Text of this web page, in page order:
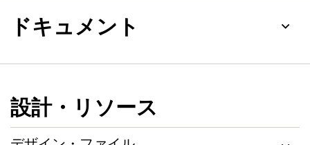
ドキュメント
設計・リソース